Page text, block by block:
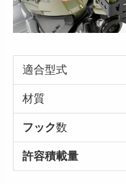
適合型式
材質
フック数
許容積載量